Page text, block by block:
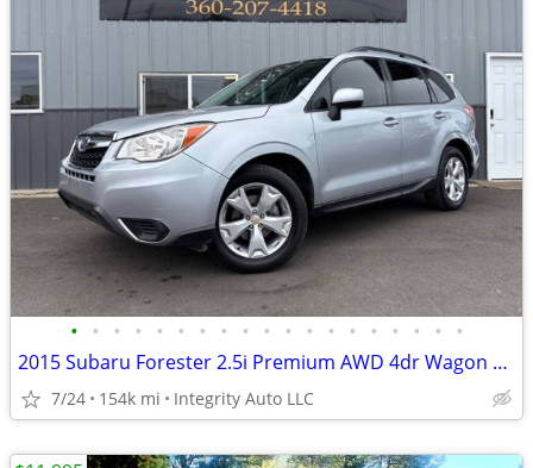
• • • • • • • • • • • • • • • • • • •
2015 Subaru Forester 2.5i Premium AWD 4dr Wagon CVT Stock # 584835
7/24 154k mi Integrity Auto LLC